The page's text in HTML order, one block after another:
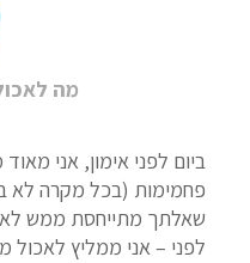
מה
ביום לפני אימון, אני
פחמימות (בכל מקרה לא
שאלתך מתייחסת ממש
לפני – אני ממליץ לאכול